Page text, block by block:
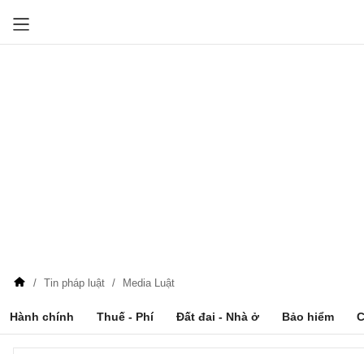
Tin pháp luật Media Luật
Hành chính Thuế - Phí Đất đai - Nhà ở Bảo hiểm